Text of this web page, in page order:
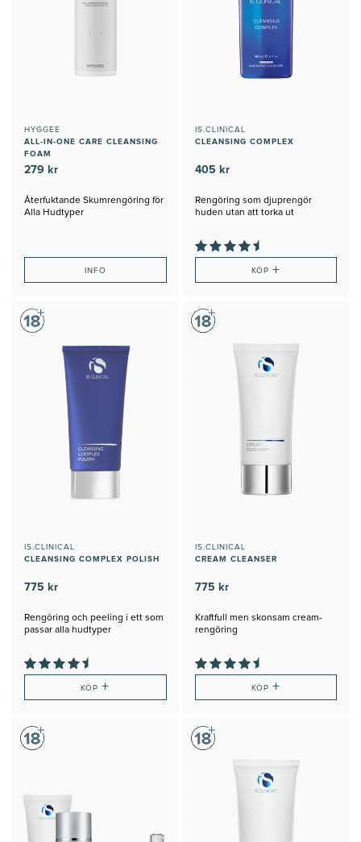
HYGGEE
ALL-IN-ONE CARE CLEANSING
FOAM
279 kr
Återfuktande Skumrengöring för
Alla Hudtyper
INFO
IS.CLINICAL
CLEANSING COMPLEX
405 kr
Rengöring som djuprengör
huden utan att torka ut
KÖP +
IS.CLINICAL
CLEANSING COMPLEX POLISH
775 kr
Rengöring och peeling i ett som
passar alla hudtyper
KÖP+
IS.CLINICAL
CREAM CLEANSER
775 kr
Kraftfull men skonsam cream-
rengöring
KÖP +